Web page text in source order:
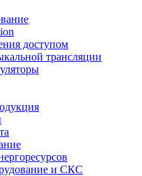
доступом
трансляции
и СКС